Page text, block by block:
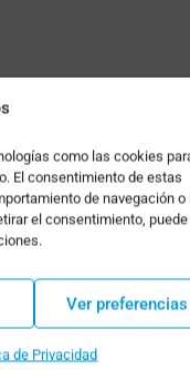
como las cookies
El consentimiento de estas
de navegación o
el consentimiento, puede
Ver preferencias
de Privacidad
de
en les
elfactor
elcoste, la